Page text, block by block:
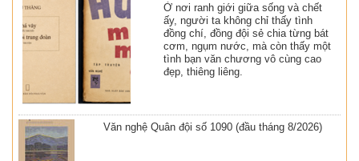
Ở nơi ranh giới giữa sống và chết
ấy, người ta không chỉ thấy tình
đồng chí, đồng đội sẻ chia từng bát
cơm, ngụm nước, mà còn thấy một
tình bạn văn chương vô cùng cao
đẹp, thiêng liêng.
Văn nghệ Quân đội số 1090 (đầu tháng 8/2026)